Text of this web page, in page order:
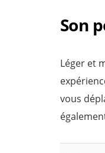
Son
Léger et
vous